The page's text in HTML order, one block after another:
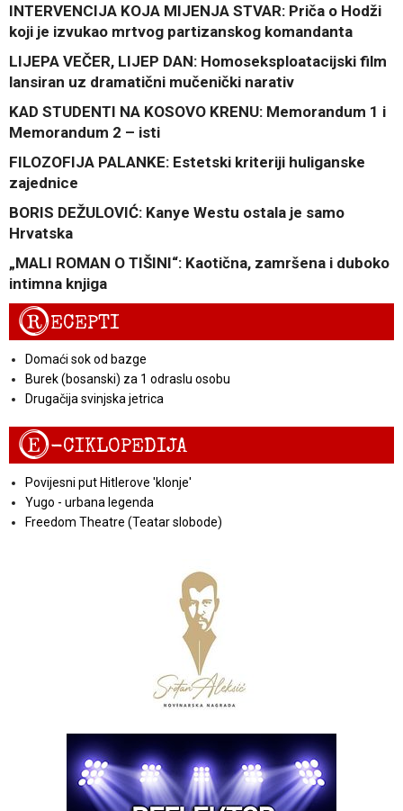
INTERVENCIJA KOJA MIJENJA STVAR: Priča o Hodži
koji je izvukao mrtvog partizanskog komandanta
LIJEPA VEČER, LIJEP DAN: Homoseksploatacijski film
lansiran uz dramatični mučenički narativ
KAD STUDENTI NA KOSOVO KRENU: Memorandum 1 i
Memorandum 2 – isti
FILOZOFIJA PALANKE: Estetski kriteriji huliganske
zajednice
BORIS DEŽULOVIĆ: Kanye Westu ostala je samo
Hrvatska
„MALI ROMAN O TIŠINI“: Kaotična, zamršena i duboko
intimna knjiga
RECEPTI
Domaći sok od bazge
Burek (bosanski) za 1 odraslu osobu
Drugačija svinjska jetrica
E-CIKLOPEDIJA
Povijesni put Hitlerove 'klonje'
Yugo - urbana legenda
Freedom Theatre (Teatar slobode)